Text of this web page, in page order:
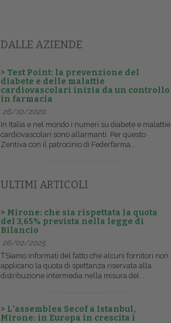
DALLE AZIENDE
> Test Point: la prevenzione del
diabete e delle malattie
cardiovascolari inizia da un controllo
in farmacia
26/10/2020
In Italia e nel mondo i numeri su diabete e malattie
cardiovascolari sono allarmanti. Per questo
Zentiva con il patrocinio di Federfarma...
ULTIMI ARTICOLI
> Mirone: che sia rispettata la quota
del 3,65% prevista nella legge di
Bilancio
26/02/2025
ŤSiamo informati del fatto che alcuni fornitori non
applicano la quota di spettanza riservata alla
distribuzione intermedia nella misura del...
> L’assemblea Secof a Istanbul,
Mirone: in Europa in crescita i